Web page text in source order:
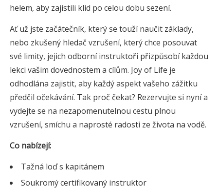
helem, aby zajistili klid po celou dobu sezení.
Ať už jste začátečník, který se touží naučit základy,
nebo zkušený hledač vzrušení, který chce posouvat
své limity, jejich odborní instruktoři přizpůsobí každou
lekci vašim dovednostem a cílům. Joy of Life je
odhodlána zajistit, aby každý aspekt vašeho zážitku
předčil očekávání. Tak proč čekat? Rezervujte si nyní a
vydejte se na nezapomenutelnou cestu plnou
vzrušení, smíchu a naprosté radosti ze života na vodě.
Co nabízejí:
Tažná loď s kapitánem
Soukromý certifikovaný instruktor